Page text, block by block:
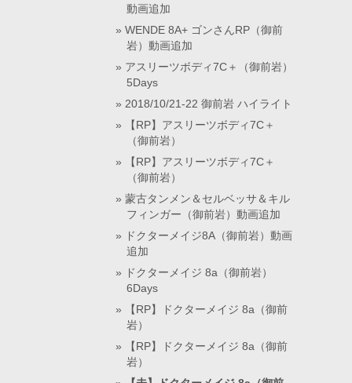
動画追加
WENDE 8A+ ゴンさんRP（御前
岩）動画追加
アスリーツボディ7C＋（御前岩）
5Days
2018/10/21-22 御前岩 ハイライト
【RP】アスリーツボディ7C＋
（御前岩）
【RP】アスリーツボディ7C＋
（御前岩）
蒙古タンメン＆セルベッサ＆キル
フィンガー（御前岩）動画追加
ドクターメイジ8A（御前岩）動画
追加
ドクターメイジ 8a（御前岩）
6Days
【RP】ドクターメイジ 8a（御前
岩）
【RP】ドクターメイジ 8a（御前
岩）